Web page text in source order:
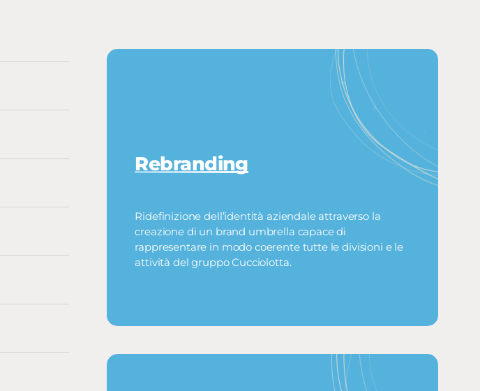
Rebranding
Ridefinizione dell’identità aziendale attraverso la
creazione di un brand umbrella capace di
rappresentare in modo coerente tutte le divisioni e le
attività del gruppo Cucciolotta.